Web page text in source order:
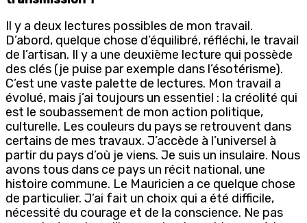
Il y a deux lectures possibles de mon travail.
D’abord, quelque chose d’équilibré, réfléchi, le travail
de l’artisan. Il y a une deuxième lecture qui possède
des clés (je puise par exemple dans l’ésotérisme).
C’est une vaste palette de lectures. Mon travail a
évolué, mais j’ai toujours un essentiel : la créolité qui
est le soubassement de mon action politique,
culturelle. Les couleurs du pays se retrouvent dans
certains de mes travaux. J’accède à l’universel à
partir du pays d’où je viens. Je suis un insulaire. Nous
avons tous dans ce pays un récit national, une
histoire commune. Le Mauricien a ce quelque chose
de particulier. J’ai fait un choix qui a été difficile,
nécessité du courage et de la conscience. Ne pas